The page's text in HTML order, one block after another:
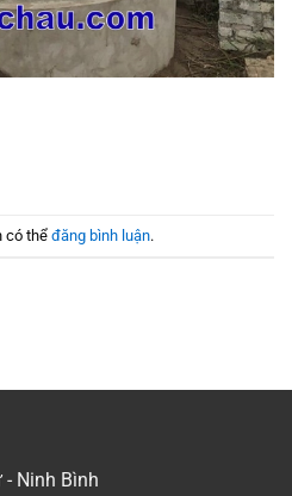
có thể đăng bình luận.
Ninh Bình